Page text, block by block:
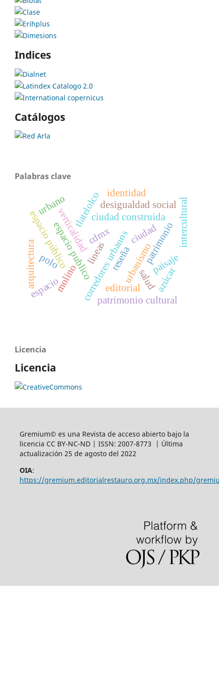
Indices
Catálogos
Palabras clave
verticalidadlineas
ciudad
urbanismo
cdmx
corredores urbanos
editorial
espacio publico patrimonio
ciudad construida
espacio públicotlatelolco
salud
paisaje
desigualdad social
patrimonio cultural
reseña
molino azúcar
intercultural
urbano
polo
espacio
identidad
arquitectura
Licencia
Licencia
Gremium© es una Revista de acceso abierto bajo la
licencia CC BY-NC-ND | ISSN: 2007-8773 | Última
actualización 25 de agosto del 2022
OIA:
https://gremium.editorialrestauro.org.mx/index.php/